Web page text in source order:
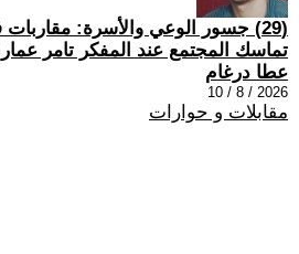
(29) جسور الوعي والأسرة:
تماسك المجتمع عند المفكر تامر عمار(2-
عطا درغام
2026 / 8 / 10
مقابلات و حوارات